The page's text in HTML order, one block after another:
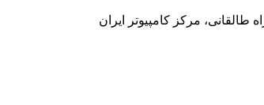
طالقانی، مرکز کامپیوتر ایران